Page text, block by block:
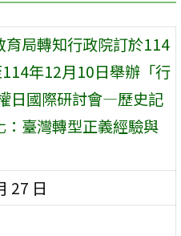
育局轉知行政院訂於114
年12月10日舉辦「行
日國際研討會—歷史記
：臺灣轉型正義經驗與
27 日